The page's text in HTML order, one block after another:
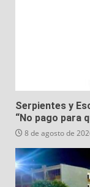
Serpientes y
“No pago para
8 de agosto de